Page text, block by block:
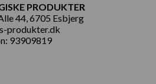
PRODUKTER
44, 6705 Esbjerg
produkter.dk
93909819